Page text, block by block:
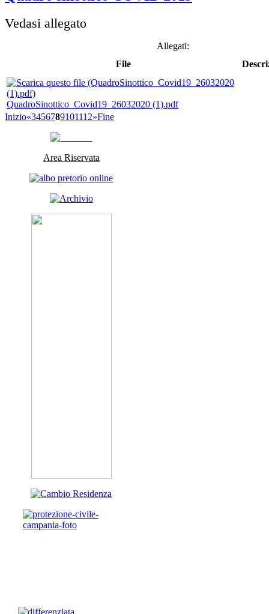
Vedasi allegato
Allegati:
File
QuadroSinottico_Covid19_26032020 (1).pdf
Inizio«3456789101112»Fine
Area Riservata